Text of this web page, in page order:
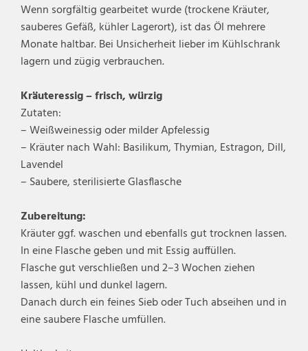
Wenn sorgfältig gearbeitet wurde (trockene Kräuter,
sauberes Gefäß, kühler Lagerort), ist das Öl mehrere
Monate haltbar. Bei Unsicherheit lieber im Kühlschrank
lagern und zügig verbrauchen.
Kräuteressig – frisch, würzig
Zutaten:
– Weißweinessig oder milder Apfelessig
– Kräuter nach Wahl: Basilikum, Thymian, Estragon, Dill,
Lavendel
– Saubere, sterilisierte Glasflasche
Zubereitung:
Kräuter ggf. waschen und ebenfalls gut trocknen lassen.
In eine Flasche geben und mit Essig auffüllen.
Flasche gut verschließen und 2–3 Wochen ziehen
lassen, kühl und dunkel lagern.
Danach durch ein feines Sieb oder Tuch abseihen und in
eine saubere Flasche umfüllen.